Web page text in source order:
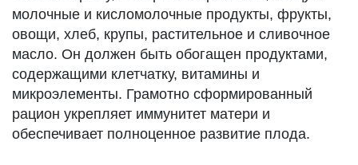
молочные и кисломолочные продукты, фрукты,
овощи, хлеб, крупы, растительное и сливочное
масло. Он должен быть обогащен продуктами,
содержащими клетчатку, витамины и
микроэлементы. Грамотно сформированный
рацион укрепляет иммунитет матери и
обеспечивает полноценное развитие плода.